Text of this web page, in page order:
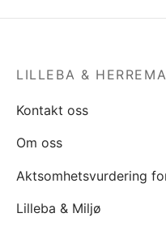
LILLEBA &
Kontakt oss
Om oss
Aktsomhetsvurdering
Lilleba & Miljø